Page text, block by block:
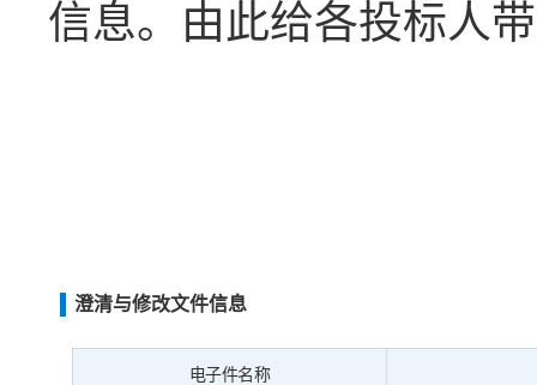
信息。由此给各投标人
澄清与修改文件信息
电子件名称